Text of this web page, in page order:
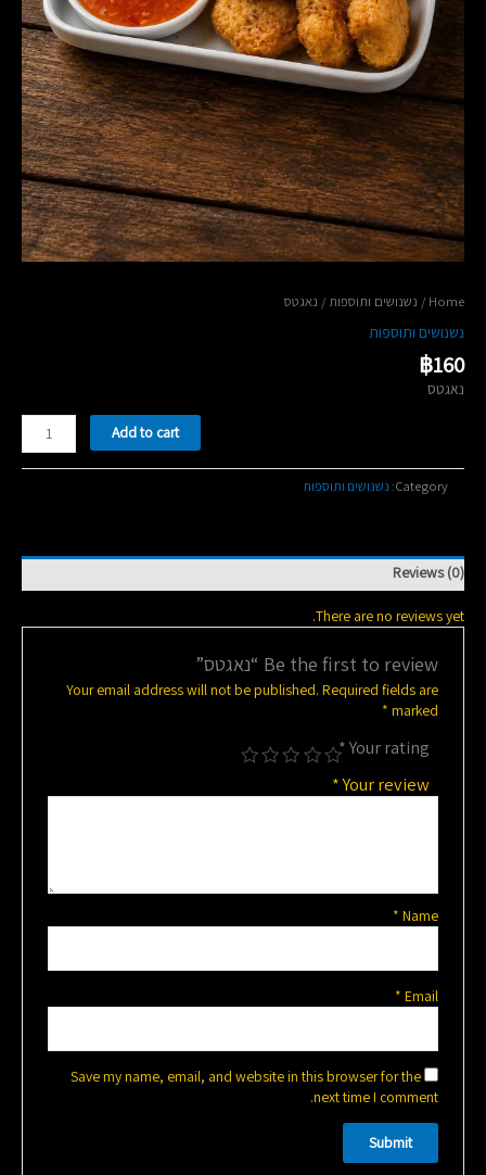
Home
/ נשנושים ותוספות / נאגטס
נשנושים ותוספות
฿160
נאגטס
quantity
Add to cart
Category: נשנושים ותוספות
Reviews (0)
There are no reviews yet.
Be the first to review “נאגטס”
Your email address will not be published. Required fields are
marked
*
Your rating
*
Your review
*
Name
*
Email
*
Save my name, email, and website in this browser for the
next time I comment.